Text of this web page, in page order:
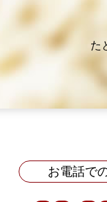
た
お電話で